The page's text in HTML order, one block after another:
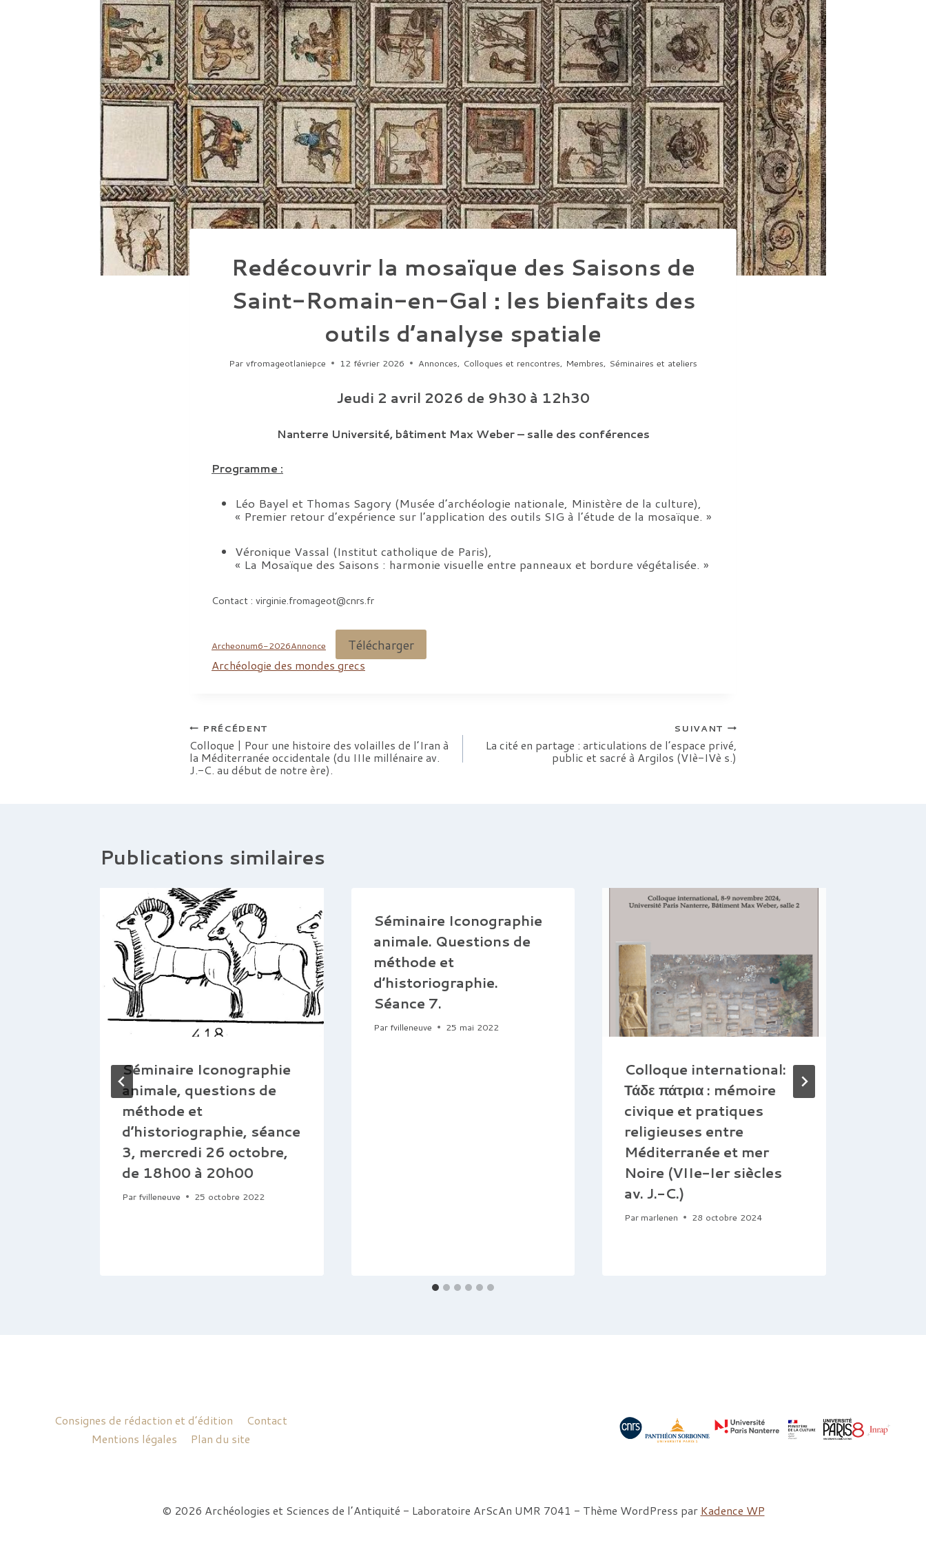
Redécouvrir la mosaïque des Saisons de
Saint-Romain-en-Gal : les bienfaits des
outils d’analyse spatiale
Par vfromageotlaniepce 12 février 2026 Annonces, Colloques et rencontres, Membres, Séminaires et ateliers
Jeudi 2 avril 2026 de 9h30 à 12h30
Nanterre Université, bâtiment Max Weber – salle des conférences
Programme :
Léo Bayel et Thomas Sagory (Musée d’archéologie nationale, Ministère de la culture),
« Premier retour d’expérience sur l’application des outils SIG à l’étude de la mosaïque. »
Véronique Vassal (Institut catholique de Paris),
« La Mosaïque des Saisons : harmonie visuelle entre panneaux et bordure végétalisée. »
Contact : virginie.fromageot@cnrs.fr
Archeonum6-2026Annonce Télécharger
Archéologie des mondes grecs
Navigation
de
PRÉCÉDENT
Colloque | Pour une histoire des volailles de l’Iran à
la Méditerranée occidentale (du IIIe millénaire av.
J.-C. au début de notre ère).
SUIVANT
La cité en partage : articulations de l’espace privé,
public et sacré à Argilos (VIè-IVè s.)
Publications similaires
Séminaire Iconographie
animale, questions de
méthode et
d’historiographie, séance
3, mercredi 26 octobre,
de 18h00 à 20h00
Par fvilleneuve 25 octobre 2022
Séminaire Iconographie
animale. Questions de
méthode et
d’historiographie.
Séance 7.
Par fvilleneuve 25 mai 2022
Colloque international:
Τάδε πάτρια : mémoire
civique et pratiques
religieuses entre
Méditerranée et mer
Noire (VIIe-Ier siècles
av. J.-C.)
Par marlenen 28 octobre 2024
Consignes de rédaction et d’édition
Contact
Mentions légales
Plan du site
© 2026 Archéologies et Sciences de l’Antiquité - Laboratoire ArScAn UMR 7041 - Thème WordPress par Kadence WP